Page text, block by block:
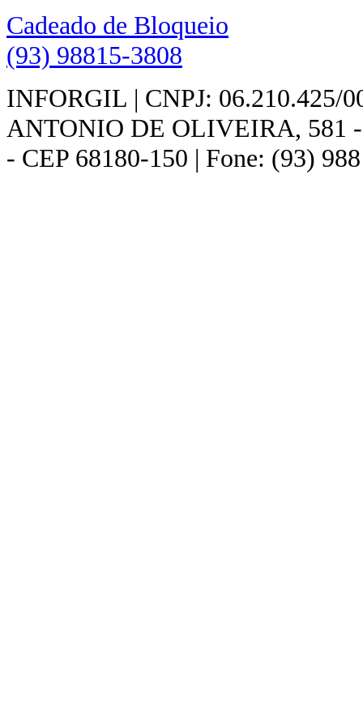
Cadeado de Bloqueio
(93) 98815-3808
INFORGIL | CNPJ: 06.210.425/
ANTONIO DE OLIVEIRA, 581
- CEP 68180-150 | Fone: (93)